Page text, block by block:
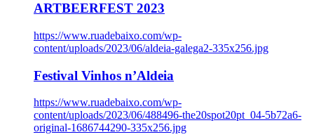
ARTBEERFEST 2023
https://www.ruadebaixo.com/wp-
content/uploads/2023/06/aldeia-galega2-335x256.jpg
Festival Vinhos n’Aldeia
https://www.ruadebaixo.com/wp-
content/uploads/2023/06/488496-the20spot20pt_04-5b72a6-
original-1686744290-335x256.jpg